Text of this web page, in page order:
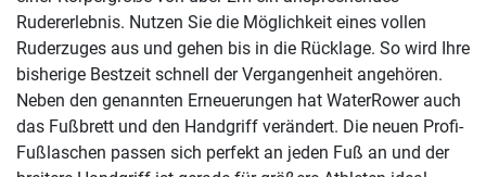
Rudererlebnis. Nutzen Sie die Möglichkeit eines vollen
Ruderzuges aus und gehen bis in die Rücklage. So wird Ihre
bisherige Bestzeit schnell der Vergangenheit angehören.
Neben den genannten Erneuerungen hat WaterRower auch
das Fußbrett und den Handgriff verändert. Die neuen Profi-
Fußlaschen passen sich perfekt an jeden Fuß an und der